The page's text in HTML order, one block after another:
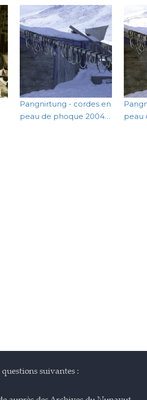
Pangnirtung - cordes en
peau de phoque 2004…
peau
questions suivantes :